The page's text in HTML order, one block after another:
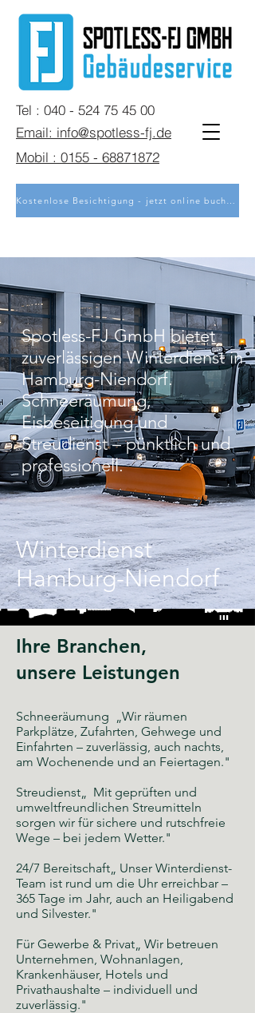
Mobil : 0155 - 68871872
Tel : 040 - 524 75 45 00
Email: info@spotless-fj.de
Kostenlose Besichtigung - jetzt online buchen
Spotless-FJ GmbH bietet
zuverlässigen Winterdienst in
Hamburg-Niendorf.
Schneeräumung,
Eisbeseitigung und
Streudienst – pünktlich und
professionell.
Winterdienst
Hamburg-Niendorf
Ihre Branchen,
unsere Leistungen
Schneeräumung „Wir räumen
Parkplätze, Zufahrten, Gehwege und
Einfahrten – zuverlässig, auch nachts,
am Wochenende und an Feiertagen."
Streudienst„ Mit geprüften und
umweltfreundlichen Streumitteln
sorgen wir für sichere und rutschfreie
Wege – bei jedem Wetter."
24/7 Bereitschaft„ Unser Winterdienst-
Team ist rund um die Uhr erreichbar –
365 Tage im Jahr, auch an Heiligabend
und Silvester."
Für Gewerbe & Privat„ Wir betreuen
Unternehmen, Wohnanlagen,
Krankenhäuser, Hotels und
Privathaushalte – individuell und
zuverlässig."